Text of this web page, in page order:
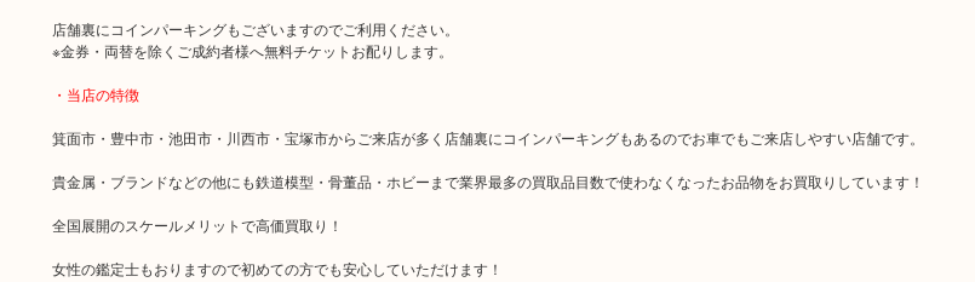
店舗裏にコインパーキングもございますのでご利用ください。
※金券・両替を除くご成約者様へ無料チケットお配りします。
・当店の特徴
箕面市・豊中市・池田市・川西市・宝塚市からご来店が多く店舗裏にコインパーキングもあるのでお車でもご来店しやすい店舗です。
貴金属・ブランドなどの他にも鉄道模型・骨董品・ホビーまで業界最多の買取品目数で使わなくなったお品物をお買取りしています！
全国展開のスケールメリットで高価買取り！
女性の鑑定士もおりますので初めての方でも安心していただけます！